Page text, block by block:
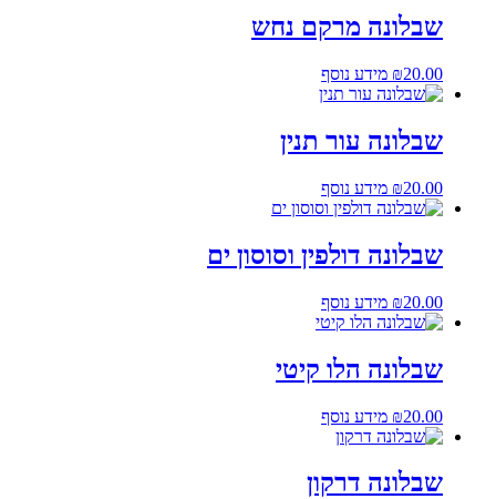
שבלונה מרקם נחש
₪20.00 מידע נוסף
שבלונה עור תנין
₪20.00 מידע נוסף
שבלונה דולפין וסוסון ים
₪20.00 מידע נוסף
שבלונה הלו קיטי
₪20.00 מידע נוסף
שבלונה דרקון